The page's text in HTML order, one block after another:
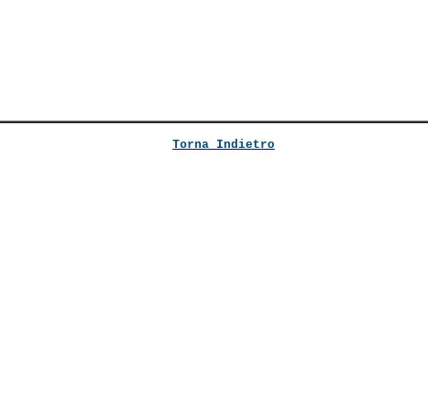
Torna Indietro